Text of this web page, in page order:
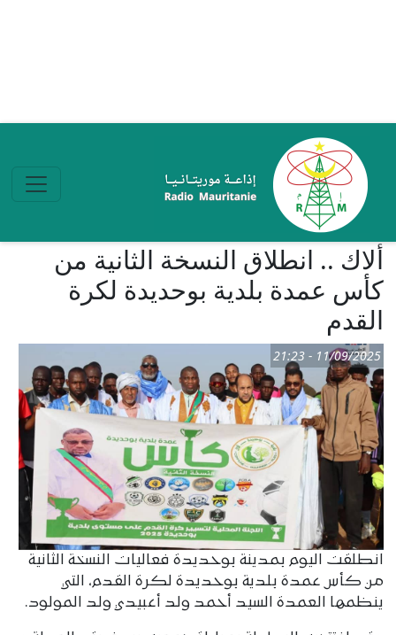
ألاك .. انطلاق النسخة الثانية من
كأس عمدة بلدية بوحديدة لكرة
القدم
11/09/2025 - 21:23
انطلقت اليوم بمدينة بوحديدة فعاليات النسخة الثانية
من كأس عمدة بلدية بوحديدة لكرة القدم، التي
ينظمها العمدة السيد أحمد ولد أعبيدي ولد المولود.